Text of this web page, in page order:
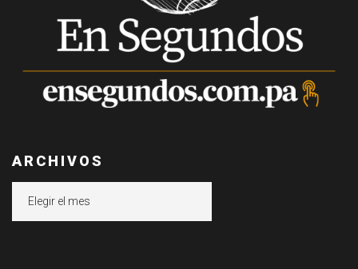
ARCHIVOS